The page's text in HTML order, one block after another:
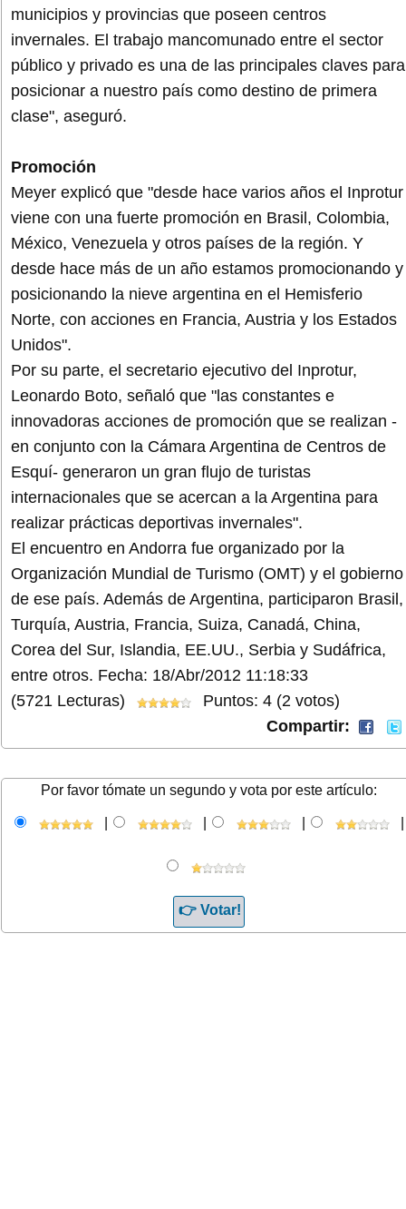
municipios y provincias que poseen centros
invernales. El trabajo mancomunado entre el sector
público y privado es una de las principales claves para
posicionar a nuestro país como destino de primera
clase", aseguró.
Promoción
Meyer explicó que "desde hace varios años el Inprotur
viene con una fuerte promoción en Brasil, Colombia,
México, Venezuela y otros países de la región. Y
desde hace más de un año estamos promocionando y
posicionando la nieve argentina en el Hemisferio
Norte, con acciones en Francia, Austria y los Estados
Unidos".
Por su parte, el secretario ejecutivo del Inprotur,
Leonardo Boto, señaló que "las constantes e
innovadoras acciones de promoción que se realizan -
en conjunto con la Cámara Argentina de Centros de
Esquí- generaron un gran flujo de turistas
internacionales que se acercan a la Argentina para
realizar prácticas deportivas invernales".
El encuentro en Andorra fue organizado por la
Organización Mundial de Turismo (OMT) y el gobierno
de ese país. Además de Argentina, participaron Brasil,
Turquía, Austria, Francia, Suiza, Canadá, China,
Corea del Sur, Islandia, EE.UU., Serbia y Sudáfrica,
entre otros. Fecha: 18/Abr/2012 11:18:33
(5721 Lecturas)
Puntos: 4 (2 votos)
Compartir:
Por favor tómate un segundo y vota por este artículo: